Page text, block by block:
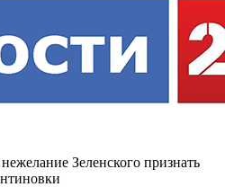
Зеленского признать